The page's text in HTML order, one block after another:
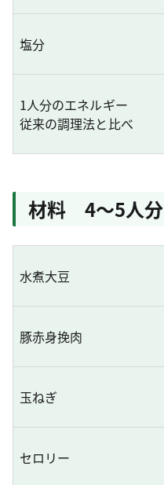
塩分
1人分のエネルギー
従来の調理法と比べ
材料 4～5人分
水煮大豆
豚赤身挽肉
玉ねぎ
セロリー